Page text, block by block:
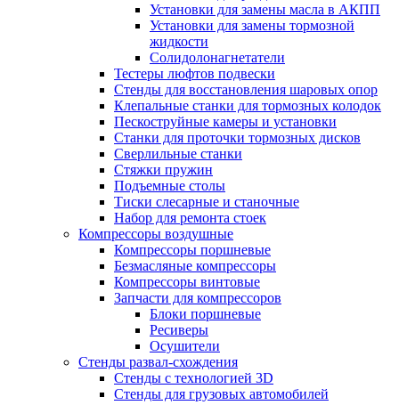
Установки для замены масла в АКПП
Установки для замены тормозной
жидкости
Солидолонагнетатели
Тестеры люфтов подвески
Стенды для восстановления шаровых опор
Клепальные станки для тормозных колодок
Пескоструйные камеры и установки
Станки для проточки тормозных дисков
Сверлильные станки
Стяжки пружин
Подъемные столы
Тиски слесарные и станочные
Набор для ремонта стоек
Компрессоры воздушные
Компрессоры поршневые
Безмасляные компрессоры
Компрессоры винтовые
Запчасти для компрессоров
Блоки поршневые
Ресиверы
Осушители
Стенды развал-схождения
Стенды с технологией 3D
Стенды для грузовых автомобилей